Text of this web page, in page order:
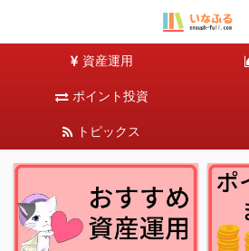
資産運用
ポイント投資
トピックス